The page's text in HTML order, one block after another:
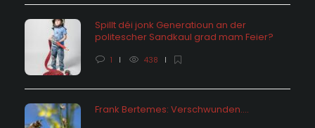
Spillt déi jonk Generatioun an der
politescher Sandkaul grad mam Feier?
1 438
Frank Bertemes: Verschwunden….